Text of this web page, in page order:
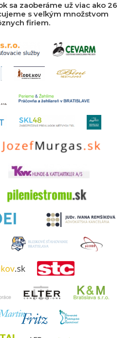
sa zaoberáme už viac ako 26
s veľkým množstvom
firiem.